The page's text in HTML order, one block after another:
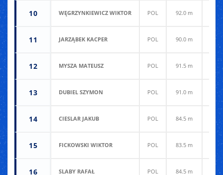
10 WĘGRZYNKIEWICZ WIKTOR POL 92.0 m
11 JARZĄBEK KACPER POL 90.0 m
12 MYSZA MATEUSZ POL 91.5 m
13 DUBIEL SZYMON POL 91.0 m
14 CIESLAR JAKUB POL 84.5 m
15 FICKOWSKI WIKTOR POL 83.5 m
16 SLABY RAFAŁ POL 84.5 m